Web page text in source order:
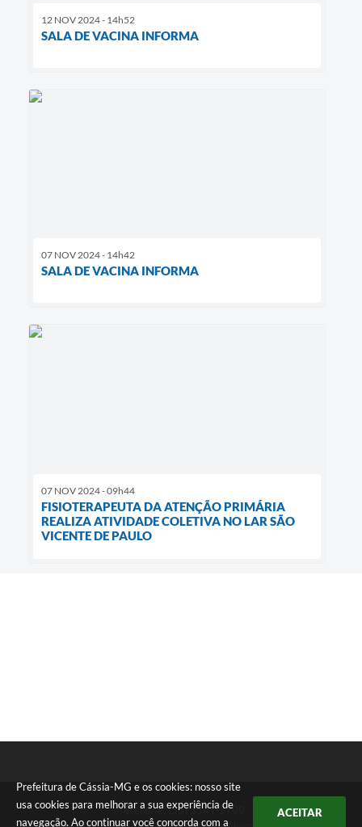
Prefeitura de Cássia-MG e os cookies: nosso site
usa cookies para melhorar a sua experiência de
navegação. Ao continuar você concorda com a
ACEITAR
12 NOV 2024 - 14h52
SALA DE VACINA INFORMA
07 NOV 2024 - 14h42
SALA DE VACINA INFORMA
07 NOV 2024 - 09h44
FISIOTERAPEUTA DA ATENÇÃO PRIMÁRIA
REALIZA ATIVIDADE COLETIVA NO LAR SÃO
VICENTE DE PAULO
Telefone: (35) 3541-5700